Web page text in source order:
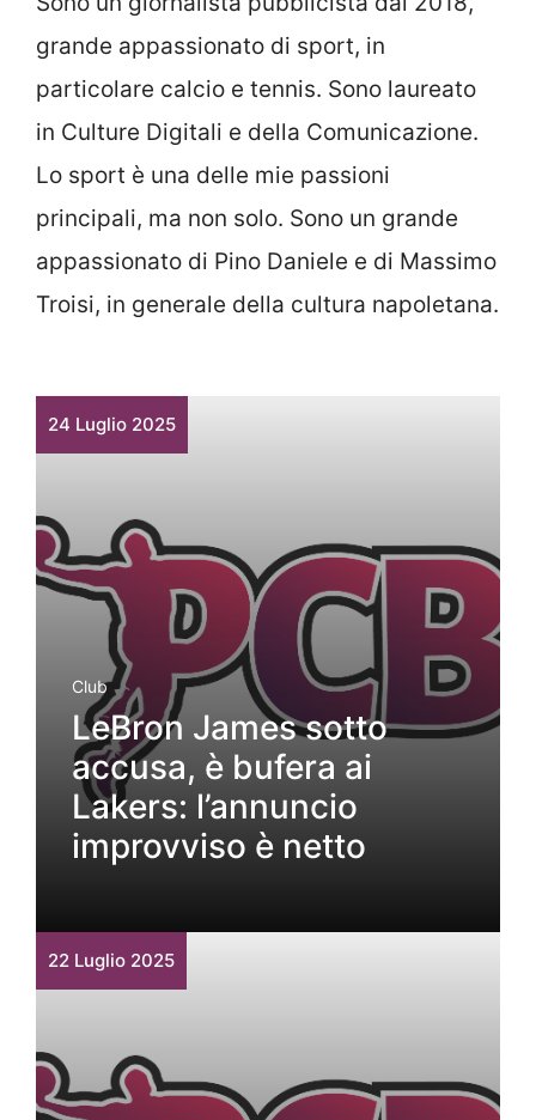
grande appassionato di sport, in
particolare calcio e tennis. Sono laureato
in Culture Digitali e della Comunicazione.
Lo sport è una delle mie passioni
principali, ma non solo. Sono un grande
appassionato di Pino Daniele e di Massimo
Troisi, in generale della cultura napoletana.
24 Luglio 2025
Club
LeBron James sotto
accusa, è bufera ai
Lakers: l’annuncio
improvviso è netto
22 Luglio 2025